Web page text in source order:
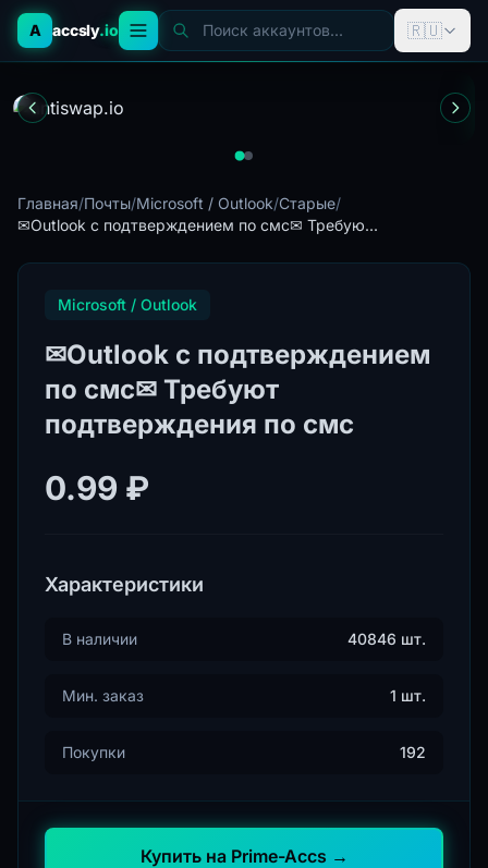
A accsly.io Поиск аккаунтов... 🇷🇺
Главная/Почты/Microsoft / Outlook/Старые/
✉Outlook с подтверждением по смс✉ Требую...
Microsoft / Outlook
✉Outlook с подтверждением
по смс✉ Требуют
подтверждения по смс
0.99 ₽
Характеристики
В наличии 40846 шт.
Мин. заказ 1 шт.
Покупки 192
Купить на Prime-Accs →